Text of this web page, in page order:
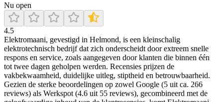
Nu open
4.5
Elektromaani, gevestigd in Helmond, is een kleinschalig
elektrotechnisch bedrijf dat zich onderscheidt door extreem snelle
respons en service, zoals aangegeven door klanten die binnen één
tot twee dagen geholpen werden. Recensies prijzen de
vakbekwaamheid, duidelijke uitleg, stiptheid en betrouwbaarheid.
Gezien de sterke beoordelingen op zowel Google (5 uit ca. 266
reviews) als Werkspot (4.6 uit 55 reviews), gecombineerd met de